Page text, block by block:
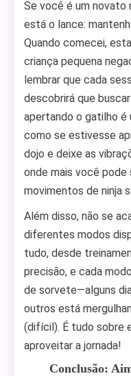
Se você é um novato
está o lance:
Quando comecei,
criança pequena
lembrar que cada
descobrirá que
apertando o gatilho é
como se estivesse
dojo e deixe as
onde mais você
movimentos de ninja
Além disso, não se
diferentes modos
tudo, desde
precisão, e cada
de sorvete—alguns
outros está
(difícil). É tudo sobre
aproveitar a jornada!
Conclusão: